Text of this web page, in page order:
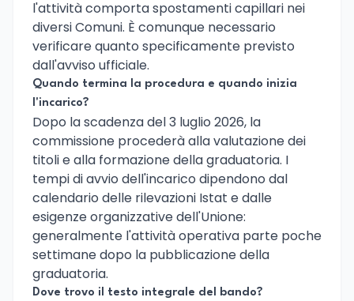
l'attività comporta spostamenti capillari nei
diversi Comuni. È comunque necessario
verificare quanto specificamente previsto
dall'avviso ufficiale.
Quando termina la procedura e quando inizia
l'incarico?
Dopo la scadenza del 3 luglio 2026, la
commissione procederà alla valutazione dei
titoli e alla formazione della graduatoria. I
tempi di avvio dell'incarico dipendono dal
calendario delle rilevazioni Istat e dalle
esigenze organizzative dell'Unione:
generalmente l'attività operativa parte poche
settimane dopo la pubblicazione della
graduatoria.
Dove trovo il testo integrale del bando?